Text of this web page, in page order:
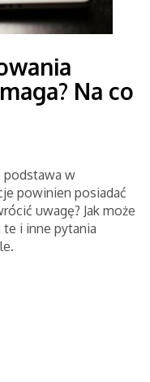
Na co
podstawa w
powinien posiadać
uwagę? Jak może
te i inne pytania